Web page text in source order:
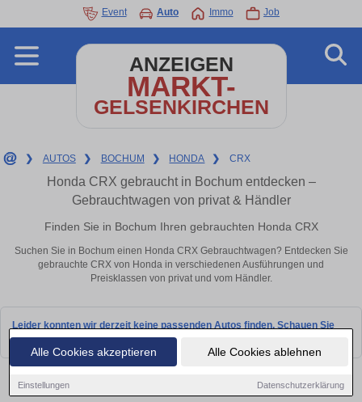
Alle Cookies akzeptieren Alle Cookies ablehnen
Einstellungen Datenschutzerklärung
Event Auto Immo Job
ANZEIGEN
MARKT-
GELSENKIRCHEN
❯ AUTOS ❯ BOCHUM ❯ HONDA ❯ CRX
Honda CRX gebraucht in Bochum entdecken –
Gebrauchtwagen von privat & Händler
Finden Sie in Bochum Ihren gebrauchten Honda CRX
Suchen Sie in Bochum einen Honda CRX Gebrauchtwagen? Entdecken Sie
gebrauchte CRX von Honda in verschiedenen Ausführungen und
Preisklassen von privat und vom Händler.
Leider konnten wir derzeit keine passenden Autos finden. Schauen Sie
bald wieder vorbei!